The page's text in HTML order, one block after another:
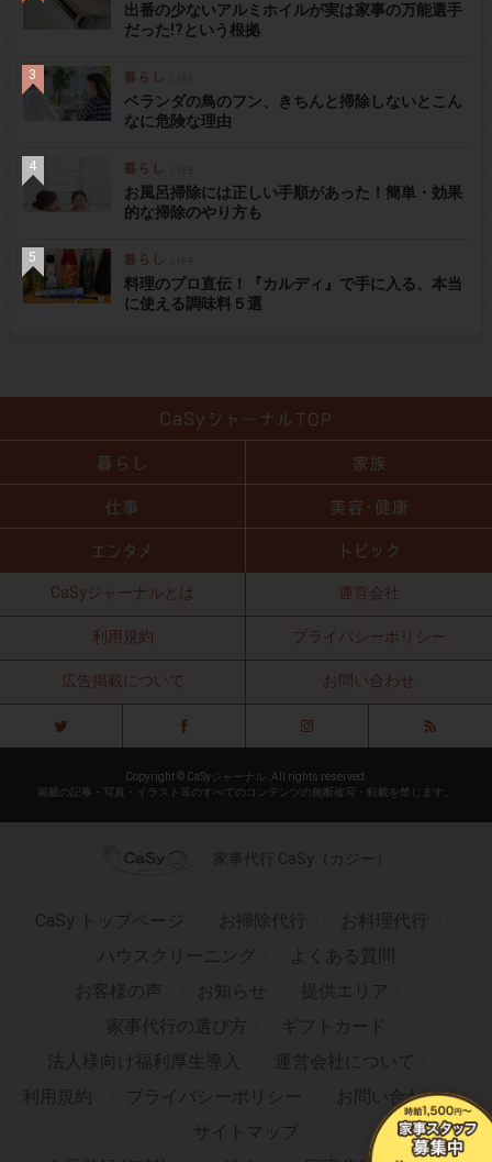
出番の少ないアルミホイルが実は家事の万能選手
だった!?という根拠
ベランダの鳥のフン、きちんと掃除しないとこん
なに危険な理由
お風呂掃除には正しい手順があった！簡単・効果
的な掃除のやり方も
料理のプロ直伝！『カルディ』で手に入る、本当
に使える調味料５選
CaSyジャーナルとは 運営会社
利用規約 プライバシーポリシー
広告掲載について お問い合わせ
Copyright © CaSyジャーナル. All rights reserved.
掲載の記事・写真・イラスト等のすべてのコンテンツの無断複写・転載を禁じます。
家事代行 CaSy（カジー）
CaSy トップページ お掃除代行
お料理代行
ハウスクリーニング
よくある質問
お客様の声
お知らせ
提供エリア
家事代行の選び方
ギフトカード
法人様向け福利厚生導入
運営会社について
利用規約
プライバシーポリシー
お問い合わせ
サイトマップ